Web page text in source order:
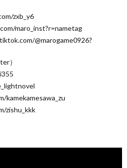
zxb_y6
maro_inst?r=nametag
@marogame0926?
）
zishu_kkk